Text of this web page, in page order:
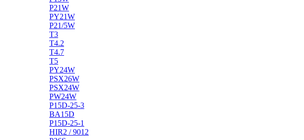
P21W
PY21W
P21/5W
T3
T4.2
T4.7
T5
PY24W
PSX26W
PSX24W
PW24W
P15D-25-3
BA15D
P15D-25-1
HIR2 / 9012